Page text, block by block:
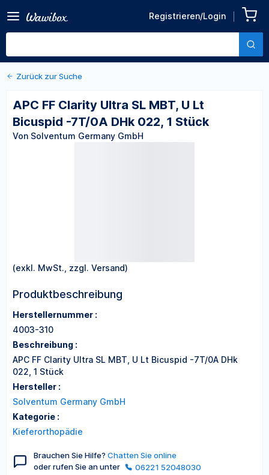
Registrieren/Login
U Lt Bicuspid -7T/0A DHk
022, 1 Stück
Von Solventum Germany GmbH
Zurück zu den Produktdetails
Zurück zur Suche
APC FF Clarity Ultra SL MBT, U Lt
Bicuspid -7T/0A DHk 022, 1 Stück
Von Solventum Germany GmbH
(exkl. MwSt., zzgl. Versand)
Produktbeschreibung
Herstellernummer :
4003-310
Beschreibung :
APC FF Clarity Ultra SL MBT, U Lt Bicuspid -7T/0A DHk
022, 1 Stück
Hersteller :
Solventum Germany GmbH
Kategorie :
Kieferorthopädie
Brauchen Sie Hilfe? Chatten Sie online
oder rufen Sie an unter
06221 52048030